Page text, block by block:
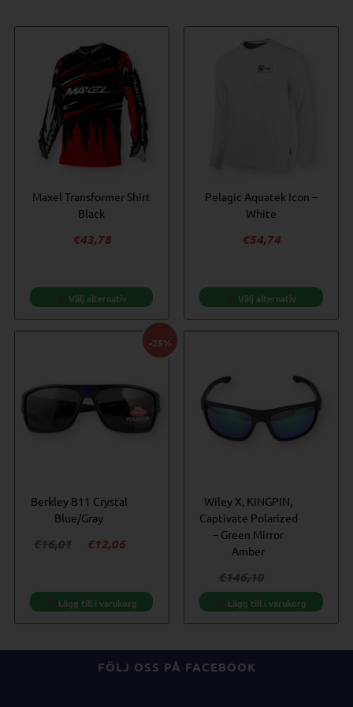
€131,49.
Maxel Transformer Shirt
Black
€43,78
Välj alternativ
Pelagic Aquatek Icon –
White
€54,74
Välj alternativ
-25%
Berkley B11 Crystal
Blue/Gray
€16,01
Det
var:
€12,06Det
är:
Lägg till i varukorg
Wiley X, KINGPIN,
Captivate Polarized
– Green Mirror
Amber
€146,10
ursprungliga
priset
€146,10.
€124,18Det
nuvarande
är:
Lägg till i varukorg
FÖLJ OSS PÅ FACEBOOK